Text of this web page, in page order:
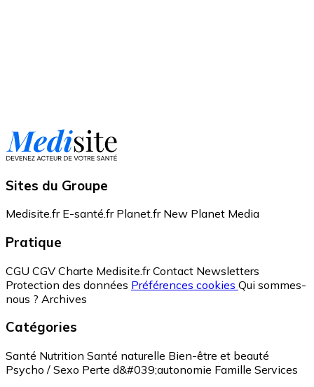
Sites du Groupe
Medisite.fr E-santé.fr Planet.fr New Planet Media
Pratique
CGU CGV Charte Medisite.fr Contact Newsletters
Protection des données Préférences cookies Qui sommes-
nous ? Archives
Catégories
Santé Nutrition Santé naturelle Bien-être et beauté
Psycho / Sexo Perte d&#039;autonomie Famille Services